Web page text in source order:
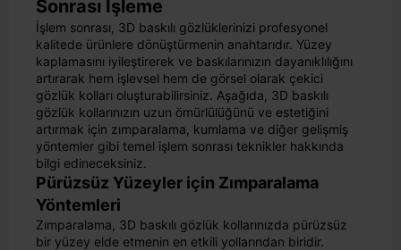
Sonrası İşleme
İşlem sonrası, 3D baskılı gözlüklerinizi profesyonel
kalitede ürünlere dönüştürmenin anahtarıdır. Yüzey
kaplamasını iyileştirerek ve baskılarınızın dayanıklılığını
artırarak hem işlevsel hem de görsel olarak çekici
gözlük kolları oluşturabilirsiniz. Aşağıda, 3D baskılı
gözlük kollarınızın uzun ömürlülüğünü ve estetiğini
artırmak için zımparalama, kumlama ve diğer gelişmiş
yöntemler gibi temel işlem sonrası teknikler hakkında
bilgi edineceksiniz.
Pürüzsüz Yüzeyler için Zımparalama
Yöntemleri
Zımparalama, 3D baskılı gözlük kollarınızda pürüzsüz
bir yüzey elde etmenin en etkili yollarından biridir.